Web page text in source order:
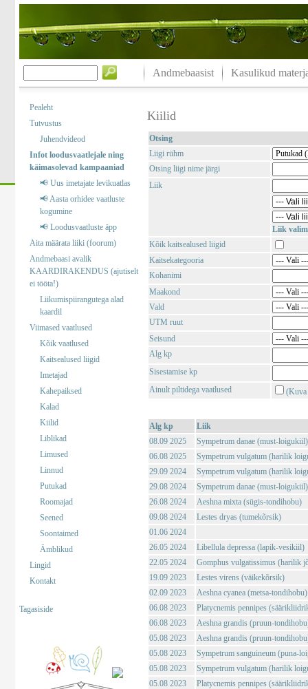
Andmebaasist Kasulikud
Pealeht
Tutvustus
Juhendvideod
Infot loodusvaatlejale ning
käimasolevad kampaaniad
📢 Uus imetajate levikuatlas
📢 Aasta orhidee vaatluste
kogumine
📢 Loodusvaatluste äpp
Aita määrata liiki (foorum)
Andmebaasi avalik
KAARDIRAKENDUS (ajutiselt
ei tööta!)
Liikumispiirangutega alad
kaardil
Viimased vaatlused
Kõik vaatlused
Kaitsealused liigid
Imetajad
Kahepaiksed
Kalad
Kiilid
Liblikad
Limused
Linnud
Putukad
Roomajad
Seened
Soontaimed
Ämblikud
Lingid
Kontakt
Tagasiside
Kiilid
Otsing
Liigi rühm
Otsing liigi nime järgi
Liik
Liik
Kõik kaitsealused liigid
Kaitsekategooria
Kohanimi
Maakond
Vald
UTM ruut
Seisund
Alg kp
Sisestamise kp
Ainult piltidega vaatlused
(Kuva
Alg kp
Liik
08.09 2025
Sympetrum danae (must-loigukiil)
06.08 2025
Sympetrum vulgatum (harilik
29.09 2024
Sympetrum vulgatum (harilik
29.08 2024
Sympetrum danae (must-loigukiil)
26.08 2024
Aeshna mixta (sügis-tondihobu)
09.08 2024
Lestes dryas (tumekõrsik)
01.06 2024
26.05 2024
Libellula depressa (lapik-vesikiil)
22.05 2024
Gomphus vulgatissimus (harilik
19.09 2023
Lestes virens (väikekõrsik)
02.09 2023
Aeshna cyanea (metsa-tondihobu)
06.08 2023
Platycnemis pennipes
06.08 2023
Aeshna grandis (pruun-
05.08 2023
Aeshna grandis (pruun-
05.08 2023
Sympetrum sanguineum (puna-
05.08 2023
Sympetrum vulgatum (harilik
05.08 2023
Platycnemis pennipes